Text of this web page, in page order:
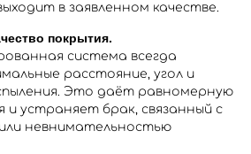
в заявленном качестве.
покрытия.
система всегда
расстояние, угол и
Это даёт равномерную
и устраняет брак, связанный с
невнимательностью